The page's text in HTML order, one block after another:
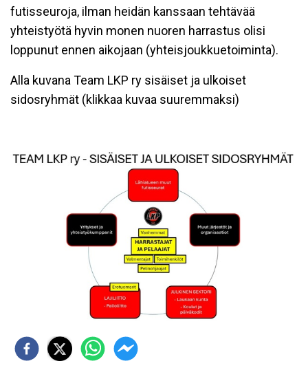
futisseuroja, ilman heidän kanssaan tehtävää
yhteistyötä hyvin monen nuoren harrastus olisi
loppunut ennen aikojaan (yhteisjoukkuetoiminta).
Alla kuvana Team LKP ry sisäiset ja ulkoiset
sidosryhmät (klikkaa kuvaa suuremmaksi)